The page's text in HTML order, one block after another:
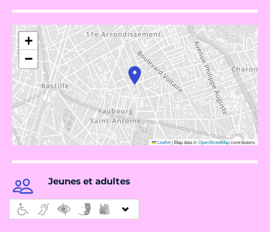
+
−
Leaflet|Map data ©OpenStreetMapcontributors
Jeunes et adultes